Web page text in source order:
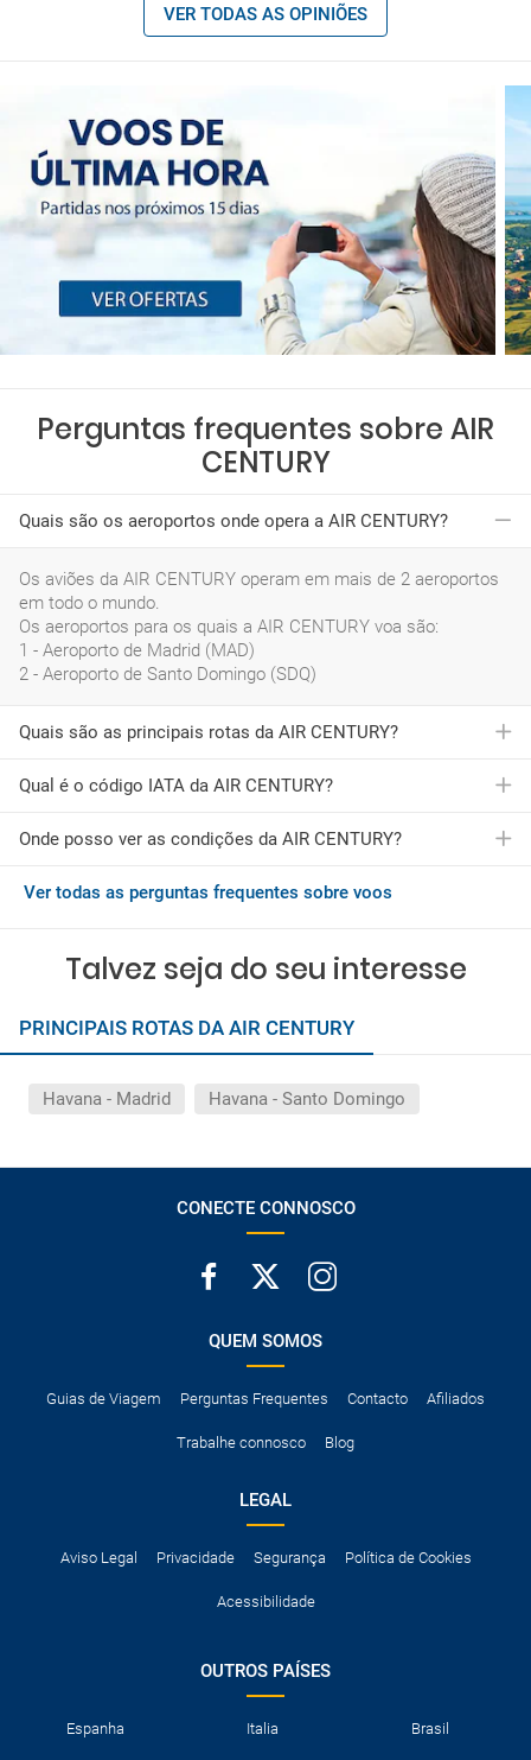
VER TODAS AS OPINIÕES
Perguntas frequentes sobre AIR
CENTURY
Quais são os aeroportos onde opera a AIR CENTURY?
Os aviões da AIR CENTURY operam em mais de 2 aeroportos
em todo o mundo.
Os aeroportos para os quais a AIR CENTURY voa são:
1 - Aeroporto de Madrid (MAD)
2 - Aeroporto de Santo Domingo (SDQ)
Quais são as principais rotas da AIR CENTURY?
A AIR CENTURY oferece vários voos para mais de 2 cidades.
são as seguintes:
Voos de Havana para Santo Domingo
Reserve o seu voo com a AIR CENTURY através da Logitravel.
Qual é o código IATA da AIR CENTURY?
O código IATA da AIR CENTURY é Y2
Onde posso ver as condições da AIR CENTURY?
Você pode consultar as condições gerais da AIR CENTURY
Ver todas as perguntas frequentes sobre voos
Talvez seja do seu interesse
PRINCIPAIS ROTAS DA AIR CENTURY
Havana - Madrid Havana - Santo Domingo
CONECTE CONNOSCO
QUEM SOMOS
Guias de Viagem Perguntas Frequentes Contacto Afiliados
Trabalhe connosco Blog
LEGAL
Aviso Legal Privacidade Segurança Política de Cookies
Acessibilidade
OUTROS PAÍSES
Espanha Italia Brasil